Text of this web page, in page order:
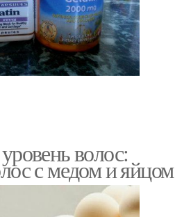
волос:
с медом и яйцом